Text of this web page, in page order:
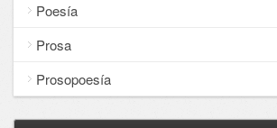
Poesía
Prosa
Prosopoesía